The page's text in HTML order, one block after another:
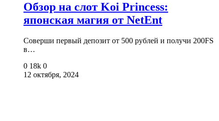
Обзор на слот Koi Princess:
японская магия от NetEnt
Соверши первый депозит от 500 рублей и получи 200FS
в…
0 18k 0
12 октября, 2024